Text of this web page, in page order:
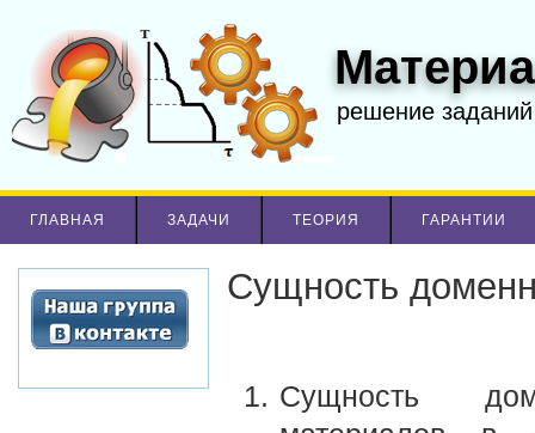
решение
ГЛАВНАЯ ЗАДАЧИ ТЕОРИЯ ГАРАНТИИ
Сущность
Сущность